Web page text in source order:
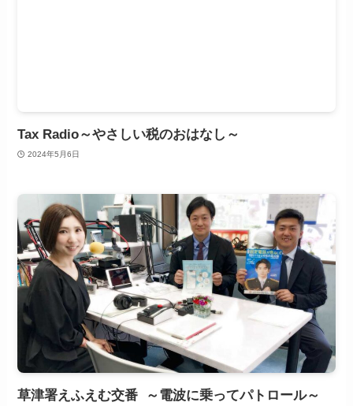
Tax Radio～やさしい税のおはなし～
2024年5月6日
草津署えふえむ交番 ～電波に乗ってパトロール～